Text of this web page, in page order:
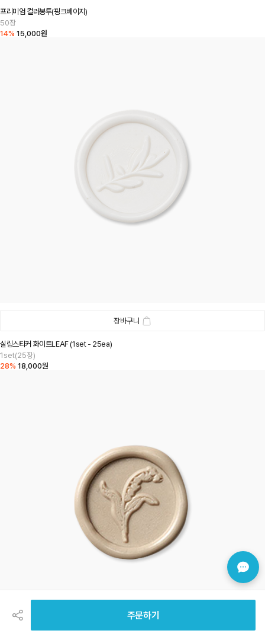
프리미엄 컬러봉투(핑크베이지)
50장
14% 15,000원
장바구니
실링스티커 화이트LEAF (1set - 25ea)
1set(25장)
28% 18,000원
주문하기